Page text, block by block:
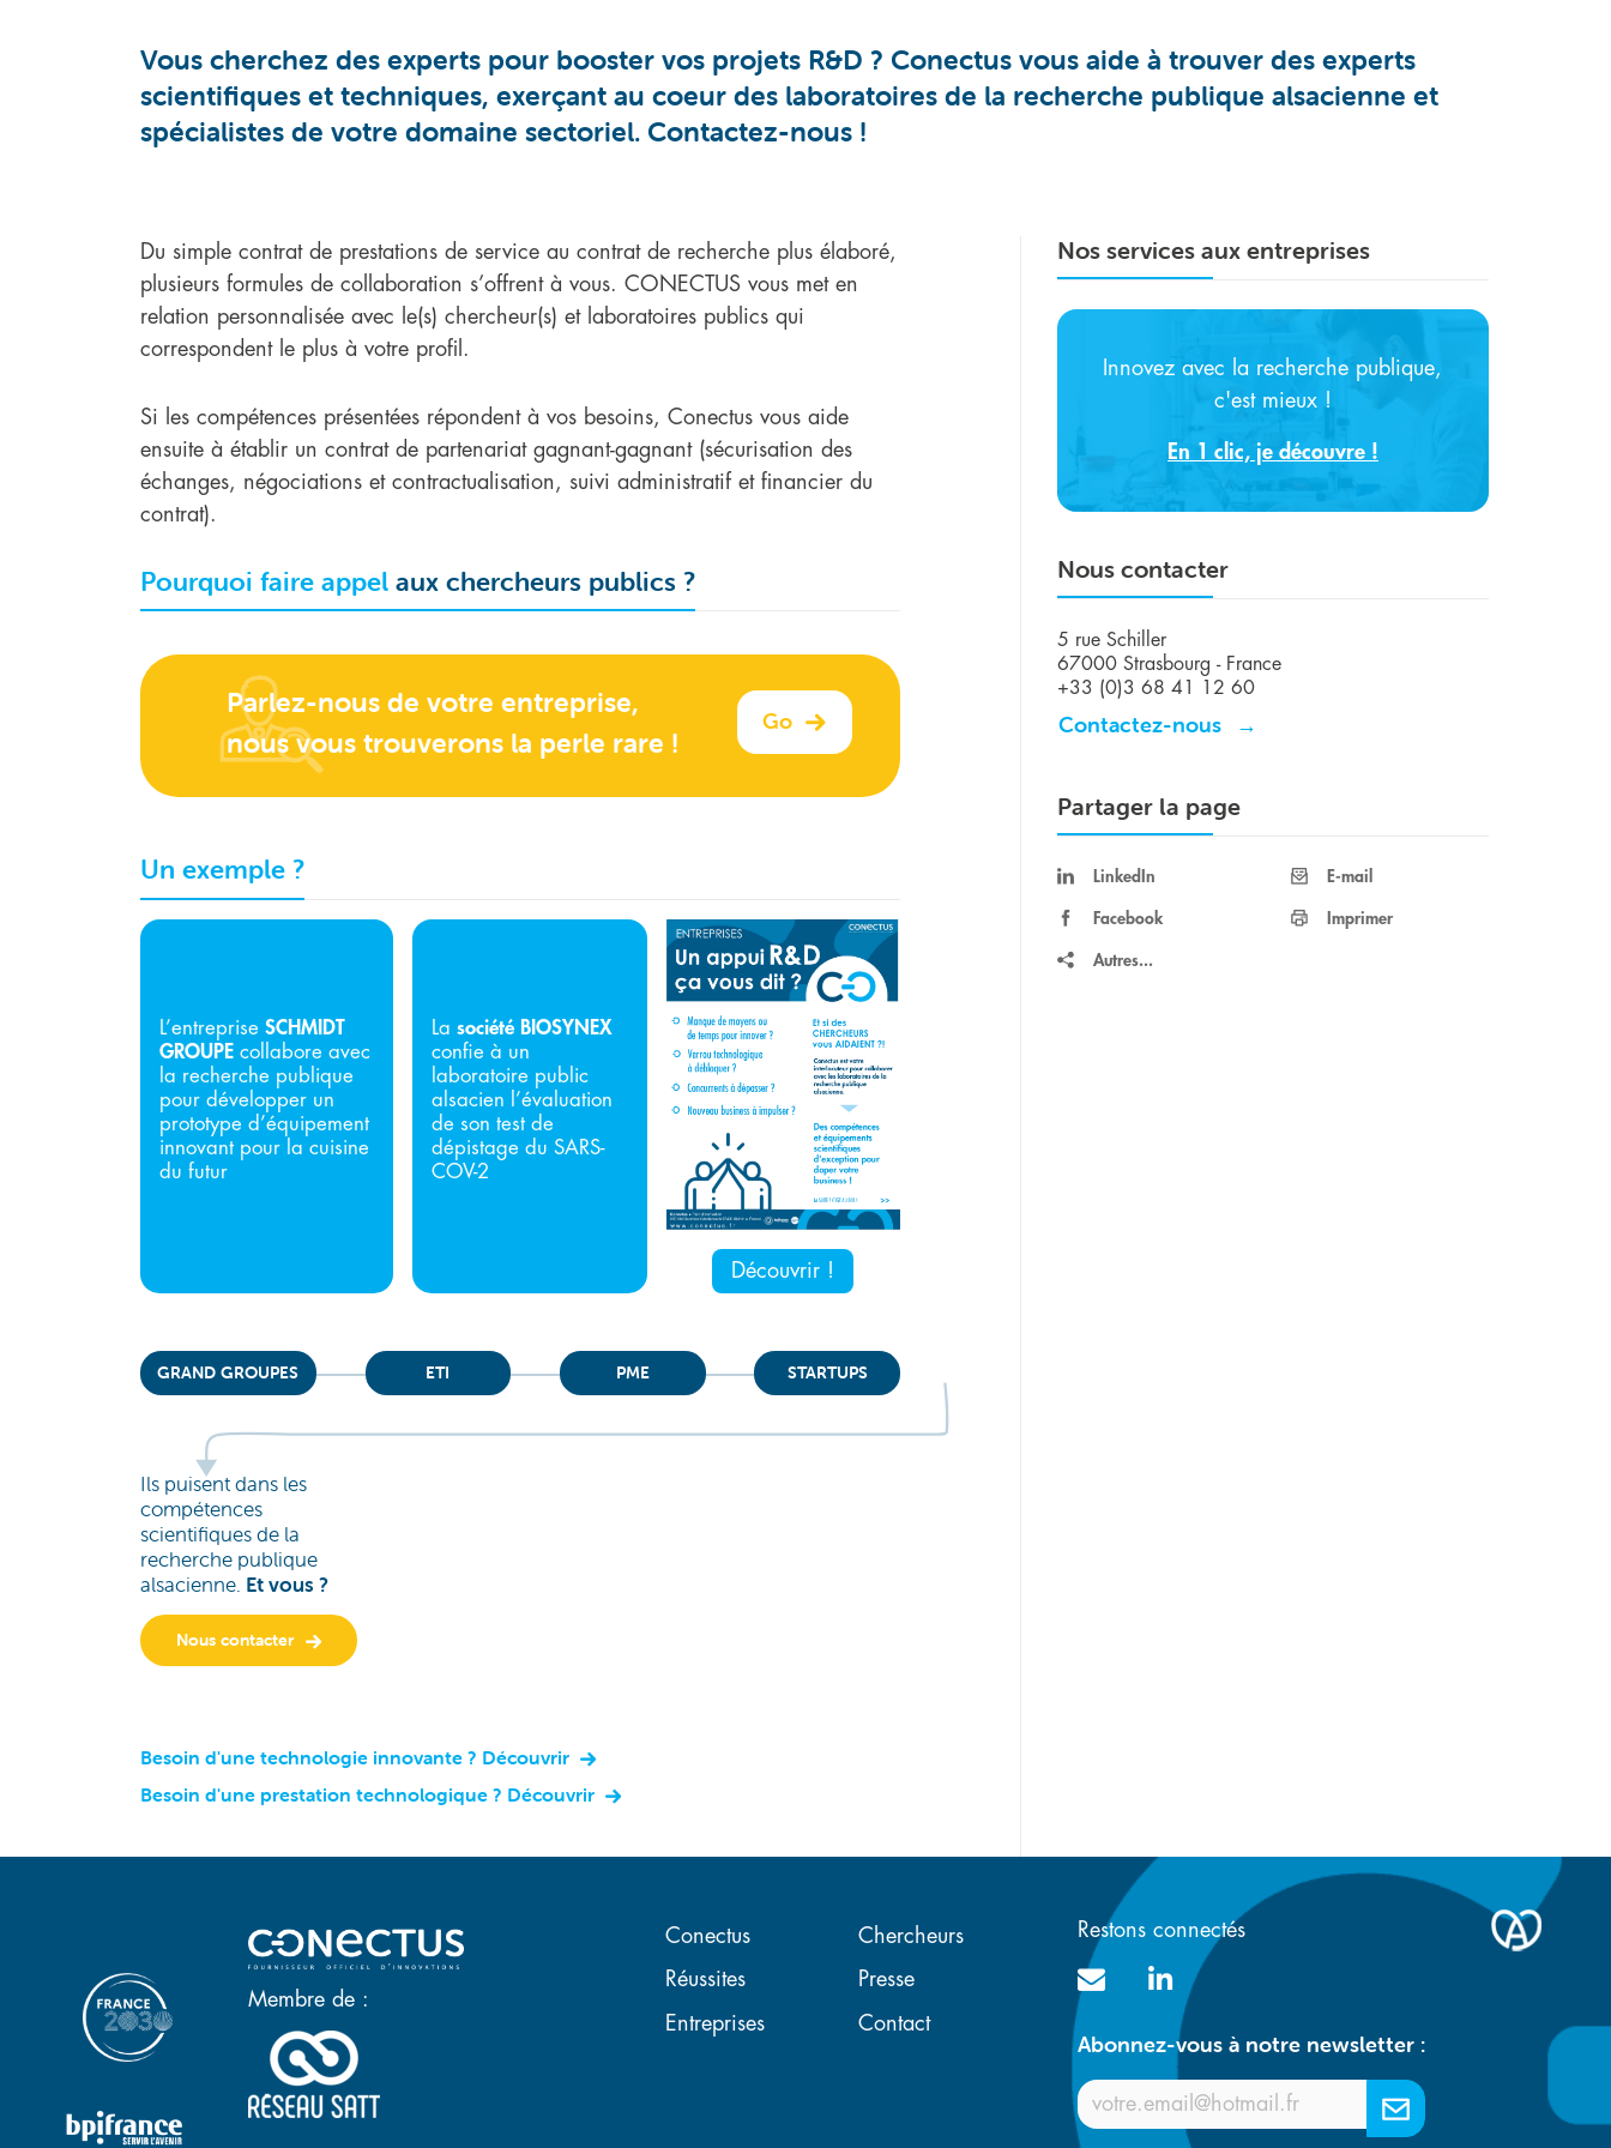
Vous cherchez des experts pour booster vos projets R&D ? Conectus vous aide à trouver des experts
scientifiques et techniques, exerçant au coeur des laboratoires de la recherche publique alsacienne et
spécialistes de votre domaine sectoriel. Contactez-nous !
Du simple contrat de prestations de service au contrat de recherche plus élaboré,
plusieurs formules de collaboration s’offrent à vous. CONECTUS vous met en
relation personnalisée avec le(s) chercheur(s) et laboratoires publics qui
correspondent le plus à votre profil.
Si les compétences présentées répondent à vos besoins, Conectus vous aide
ensuite à établir un contrat de partenariat gagnant-gagnant (sécurisation des
échanges, négociations et contractualisation, suivi administratif et financier du
contrat).
Pourquoi faire appel aux chercheurs publics ?
Parlez-nous de votre entreprise,
nous vous trouverons la perle rare !
Go
Un exemple ?
L’entreprise SCHMIDT
GROUPE collabore avec
la recherche publique
pour développer un
prototype d’équipement
innovant pour la cuisine
du futur
Lasociété BIOSYNEX
confie à un
laboratoire public
alsacien l’évaluation
de son test de
dépistage du SARS-
COV-2
Découvrir !
GRAND GROUPES ETI PME STARTUPS
Ils puisent dans les
compétences
scientifiques de la
recherche publique
alsacienne. Et vous ?
Nous contacter
Besoin d'une technologie innovante ? Découvrir
Besoin d'une prestation technologique ? Découvrir
Nos services aux entreprises
Innovez avec la recherche publique,
c'est mieux !
En 1 clic, je découvre !
Nous contacter
5 rue Schiller
67000 Strasbourg - France
+33 (0)3 68 41 12 60
Contactez-nous
Partager la page
LinkedIn E-mail
Facebook Imprimer
Autres...
Membre de :
Navigation principale
Conectus
Réussites
Entreprises
Chercheurs
Presse
Contact
Restons connectés
Abonnez-vous à notre newsletter :